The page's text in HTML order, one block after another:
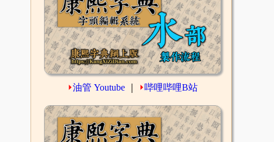
⏵油管 Youtube ⏵哔哩哔哩B站